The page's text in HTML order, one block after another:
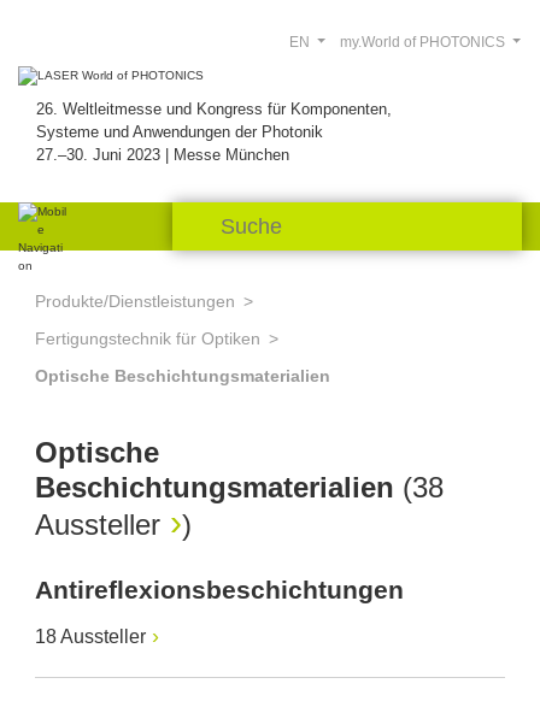
26. Weltleitmesse und Kongress für Komponenten,
Systeme und Anwendungen der Photonik
27.–30. Juni 2023 | Messe München
my.World of PHOTONICS
EN
Produkte/Dienstleistungen
Fertigungstechnik für Optiken
Optische Beschichtungsmaterialien
Optische
Beschichtungsmaterialien (38
Aussteller
)
Antireflexionsbeschichtungen
18 Aussteller